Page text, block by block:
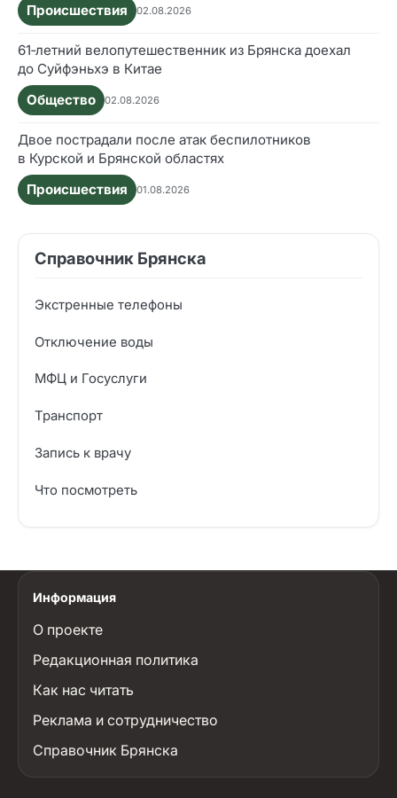
Происшествия
02.08.2026
61‑летний велопутешественник из Брянска доехал
до Суйфэньхэ в Китае
Общество
02.08.2026
Двое пострадали после атак беспилотников
в Курской и Брянской областях
Происшествия
01.08.2026
Справочник Брянска
Экстренные телефоны
Отключение воды
МФЦ и Госуслуги
Транспорт
Запись к врачу
Что посмотреть
Информация
О проекте
Редакционная политика
Как нас читать
Реклама и сотрудничество
Справочник Брянска